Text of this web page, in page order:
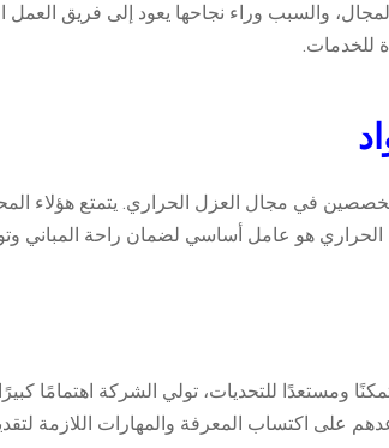
والسبب وراء نجاحها يعود إلى فريق العمل
للخدمات.
في مجال العزل الحراري. يتمتع هؤلاء
هو عامل أساسي لضمان راحة المباني
للتحديات، تولي الشركة اهتمامًا
اكتساب المعرفة والمهارات اللازمة